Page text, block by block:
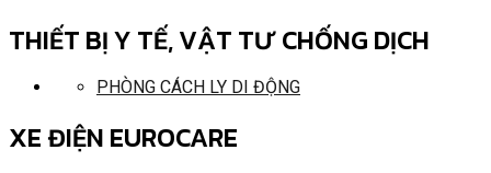
THIẾT BỊ Y TẾ, VẬT TƯ CHỐNG DỊCH
PHÒNG CÁCH LY DI ĐỘNG
XE ĐIỆN EUROCARE